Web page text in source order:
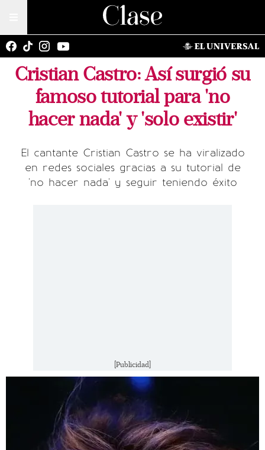
Cristian Castro: Así surgió su
famoso tutorial para 'no
hacer nada' y 'solo existir'
El cantante Cristian Castro se ha viralizado
en redes sociales gracias a su tutorial de
'no hacer nada' y seguir teniendo éxito
[Publicidad]